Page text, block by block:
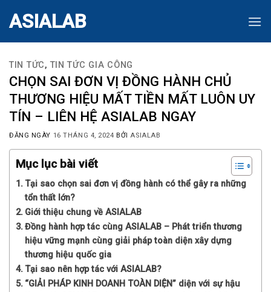
ASIALAB
TIN TỨC,TIN TỨC GIA CÔNG
CHỌN SAI ĐƠN VỊ ĐỒNG HÀNH CHỦ
THƯƠNG HIỆU MẤT TIỀN MẤT LUÔN UY
TÍN – LIÊN HỆ ASIALAB NGAY
ĐĂNG NGÀY 16 THÁNG 4, 2024 BỞIASIALAB
Mục lục bài viết
Tại sao chọn sai đơn vị đồng hành có thể gây ra những
tổn thất lớn?
Giới thiệu chung về ASIALAB
Đồng hành hợp tác cùng ASIALAB – Phát triển thương
hiệu vững mạnh cùng giải pháp toàn diện xây dựng
thương hiệu quốc gia
Tại sao nên hợp tác với ASIALAB?
“GIẢI PHÁP KINH DOANH TOÀN DIỆN” diện với sự hậu